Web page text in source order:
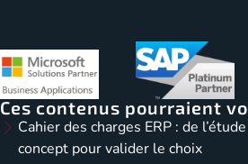
Ces contenus pourraient
Cahier des charges ERP : de
concept pour valider le choix